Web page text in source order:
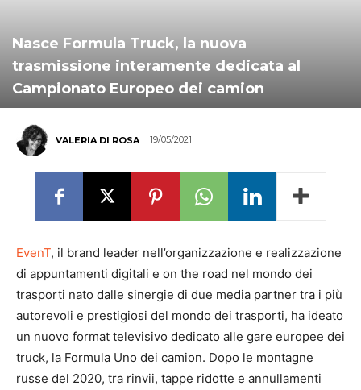
Nasce Formula Truck, la nuova
trasmissione interamente dedicata al
Campionato Europeo dei camion
VALERIA DI ROSA 19/05/2021
EvenT, il brand leader nell’organizzazione e realizzazione
di appuntamenti digitali e on the road nel mondo dei
trasporti nato dalle sinergie di due media partner tra i più
autorevoli e prestigiosi del mondo dei trasporti, ha ideato
un nuovo format televisivo dedicato alle gare europee dei
truck, la Formula Uno dei camion. Dopo le montagne
russe del 2020, tra rinvii, tappe ridotte e annullamenti